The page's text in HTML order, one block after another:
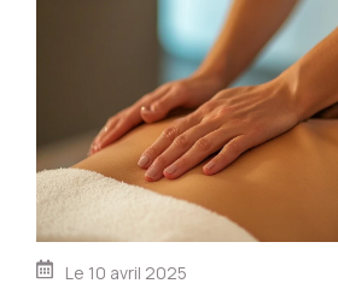
Le 10 avril 2025